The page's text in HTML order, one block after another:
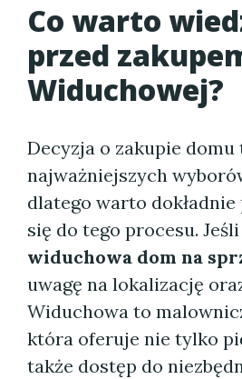
Co warto
przed
Widuchowej?
Decyzja o zakupie domu
najważniejszych
dlatego warto
się do tego procesu.
widuchowa dom na
uwagę na lokalizację
Widuchowa to
która oferuje nie tylko
także dostęp do